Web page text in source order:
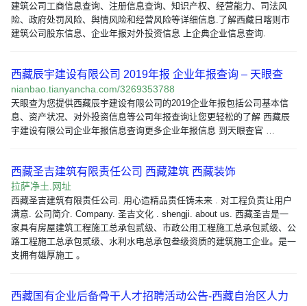
建筑公司工商信息查询、注册信息查询、知识产权、经营能力、司法风
险、政府处罚风险、舆情风险和经营风险等详细信息.了解西藏日喀则市
建筑公司股东信息、企业年报对外投资信息 上企典企业信息查询.
西藏辰宇建设有限公司 2019年报 企业年报查询 – 天眼查
nianbao.tianyancha.com/3269353788
天眼查为您提供西藏辰宇建设有限公司的2019企业年报包括公司基本信
息、资产状况、对外投资信息等公司年报查询让您更轻松的了解 西藏辰
宇建设有限公司企业年报信息查询更多企业年报信息 到天眼查官 …
西藏圣吉建筑有限责任公司 西藏建筑 西藏装饰
拉萨净土.网址
西藏圣吉建筑有限责任公司. 用心造精品责任铸未来 . 对工程负责让用户
满意. 公司简介. Company. 圣吉文化 . shengji. about us. 西藏圣吉是一
家具有房屋建筑工程施工总承包贰级、市政公用工程施工总承包贰级、公
路工程施工总承包贰级、水利水电总承包叁级资质的建筑施工企业。是一
支拥有雄厚施工 。
西藏国有企业后备骨干人才招聘活动公告-西藏自治区人力